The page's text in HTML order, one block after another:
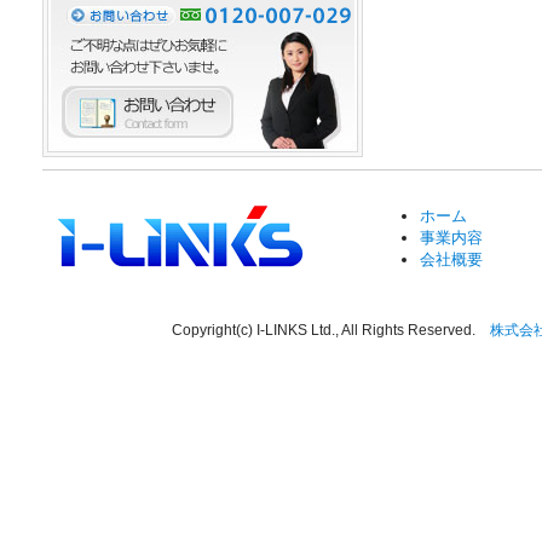
ホーム
事業内容
会社概要
Copyright(c) I-LINKS Ltd., All Rights Reserved. 株式会